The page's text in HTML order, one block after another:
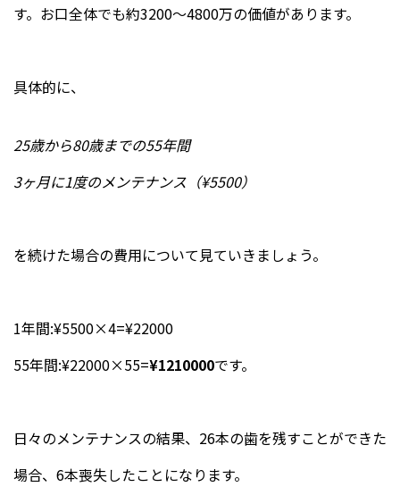
す。お口全体でも約3200〜4800万の価値があります。
具体的に、
25歳から80歳までの55年間
3ヶ月に1度のメンテナンス（¥5500）
を続けた場合の費用について見ていきましょう。
1年間:¥5500×4=¥22000
55年間:¥22000×55=¥1210000です。
日々のメンテナンスの結果、26本の歯を残すことができた
場合、6本喪失したことになります。